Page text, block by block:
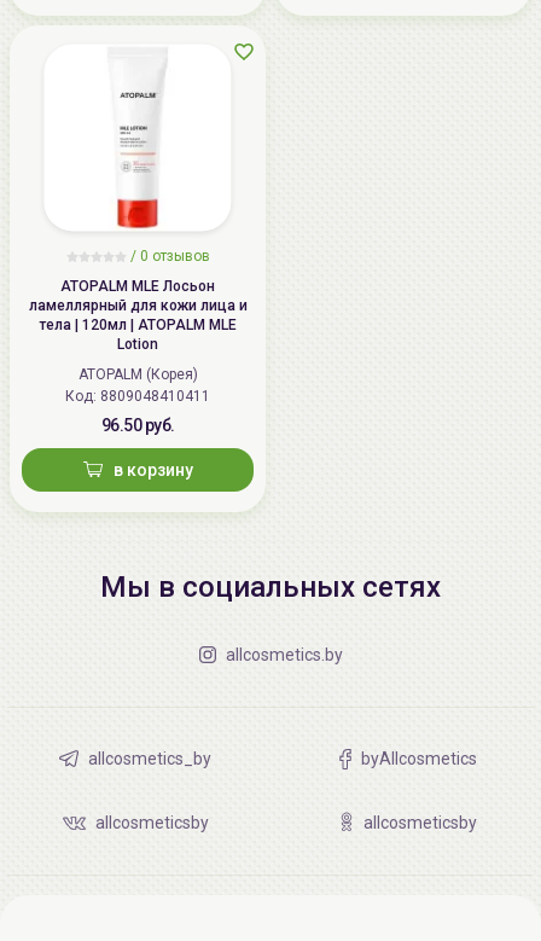
/ 0 отзывов
ATOPALM MLE Лосьон
ламеллярный для кожи лица и
тела | 120мл | ATOPALM MLE
Lotion
ATOPALM (Корея)
Код: 8809048410411
96.50 руб.
в корзину
Мы в социальных сетях
allcosmetics.by
allcosmetics_by byAllcosmetics
allcosmeticsby allcosmeticsby